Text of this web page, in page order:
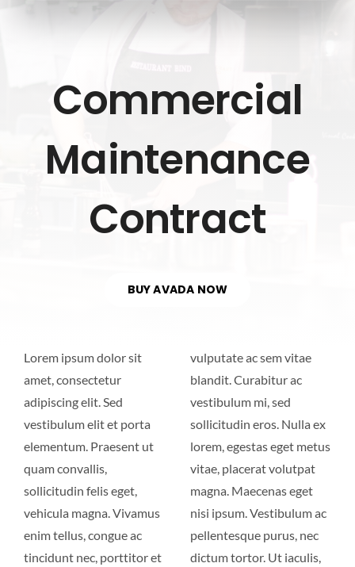
Commercial
Maintenance
Contract
BUY AVADA NOW
Lorem ipsum dolor sit
amet, consectetur
adipiscing elit. Sed
vestibulum elit et porta
elementum. Praesent ut
quam convallis,
sollicitudin felis eget,
vehicula magna. Vivamus
enim tellus, congue ac
tincidunt nec, porttitor et
vulputate ac sem vitae
blandit. Curabitur ac
vestibulum mi, sed
sollicitudin eros. Nulla ex
lorem, egestas eget metus
vitae, placerat volutpat
magna. Maecenas eget
nisi ipsum. Vestibulum ac
pellentesque purus, nec
dictum tortor. Ut iaculis,